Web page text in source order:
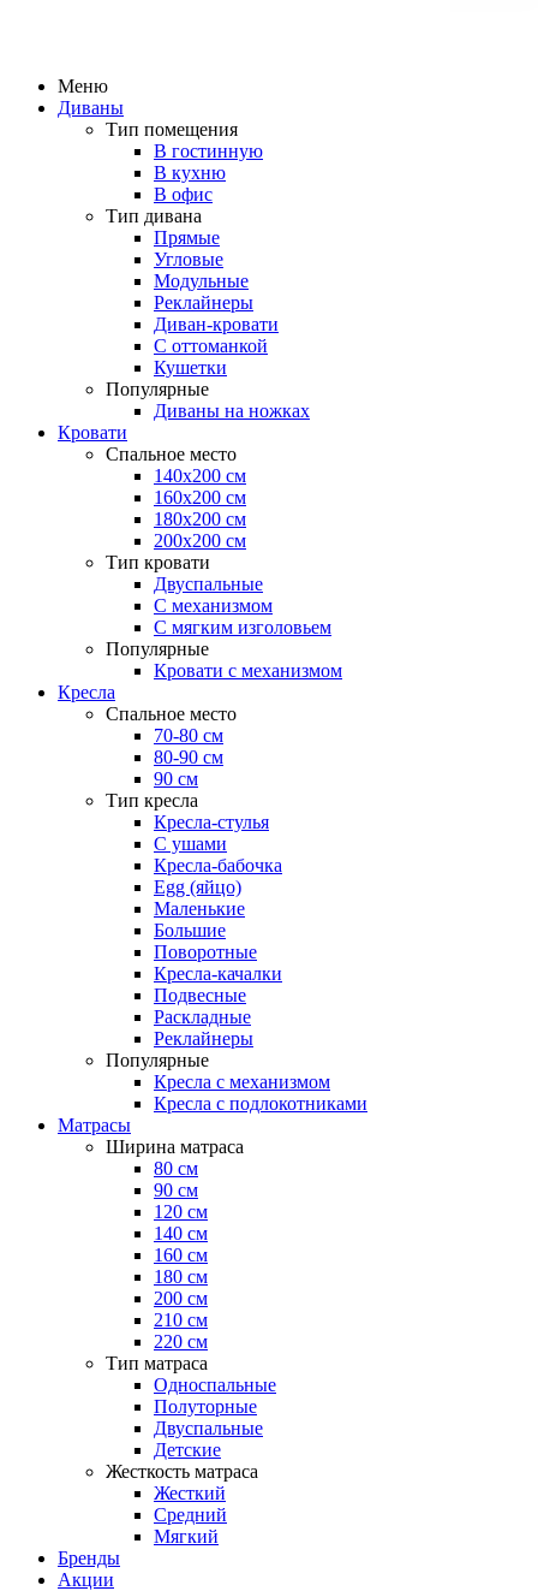
Меню
Диваны
Тип помещения
В гостинную
В кухню
В офис
Тип дивана
Прямые
Угловые
Модульные
Реклайнеры
Диван-кровати
С оттоманкой
Кушетки
Популярные
Диваны на ножках
Кровати
Спальное место
140х200 см
160х200 см
180х200 см
200х200 см
Тип кровати
Двуспальные
С механизмом
С мягким изголовьем
Популярные
Кровати с механизмом
Кресла
Спальное место
70-80 см
80-90 см
90 см
Тип кресла
Кресла-стулья
С ушами
Кресла-бабочка
Egg (яйцо)
Маленькие
Большие
Поворотные
Кресла-качалки
Подвесные
Раскладные
Реклайнеры
Популярные
Кресла с механизмом
Кресла с подлокотниками
Матрасы
Ширина матраса
80 см
90 см
120 см
140 см
160 см
180 см
200 см
210 см
220 см
Тип матраса
Односпальные
Полуторные
Двуспальные
Детские
Жесткость матраса
Жесткий
Средний
Мягкий
Бренды
Акции